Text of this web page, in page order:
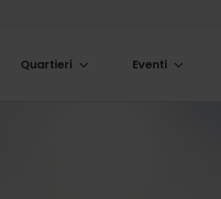
Quartieri Eventi